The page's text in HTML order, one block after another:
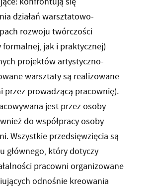
działań warsztatowo-
rozwoju twórczości
formalnej, jak i praktycznej)
projektów artystyczno-
warsztaty są realizowane
prowadzącą pracownię).
jest przez osoby
do współpracy osoby
Wszystkie przedsięwzięcia są
głównego, który dotyczy
pracowni organizowane
odnośnie kreowania